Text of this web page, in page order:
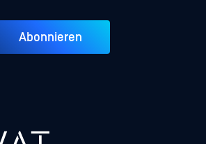
Abonnieren